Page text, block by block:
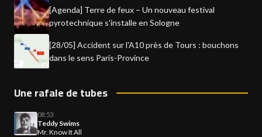
[Agenda] Terre de feux – Un nouveau festival
pyrotechnique s'installe en Sologne
[28/05] Accident sur l'A10 près de Tours : bouchons
dans le sens Paris-Province
Une rafale de tubes
08:53
Teddy Swims
Mr. Know It All